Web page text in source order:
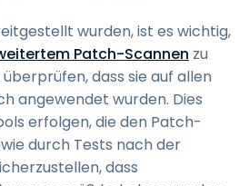
wurden, ist es wichtig,
Patch-Scannen zu
dass sie auf allen
angewendet wurden. Dies
erfolgen, die den Patch-
durch Tests nach der
dass